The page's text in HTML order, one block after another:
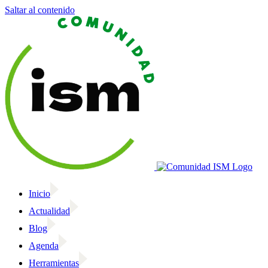
Saltar al contenido
Inicio
Actualidad
Blog
Agenda
Herramientas